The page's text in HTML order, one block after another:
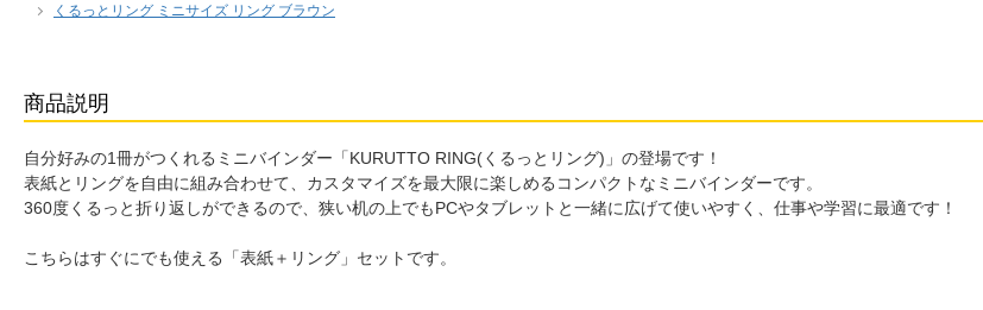
くるっとリング ミニサイズ リング ブラウン
商品説明
自分好みの1冊がつくれるミニバインダー「KURUTTO RING(くるっとリング)」の登場です！
表紙とリングを自由に組み合わせて、カスタマイズを最大限に楽しめるコンパクトなミニバインダーです。
360度くるっと折り返しができるので、狭い机の上でもPCやタブレットと一緒に広げて使いやすく、仕事や学習に最適です！
こちらはすぐにでも使える「表紙＋リング」セットです。